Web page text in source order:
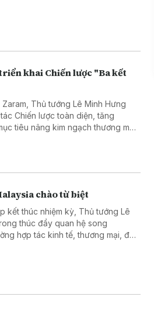
khai Chiến lược "Ba kết
Thủ tướng Lê Minh Hưng
Chiến lược toàn diện, tăng
tiêu nâng kim ngạch thương mại
chào từ biệt
kết thúc nhiệm kỳ, Thủ tướng Lê
thúc đẩy quan hệ song
hợp tác kinh tế, thương mại, đầu